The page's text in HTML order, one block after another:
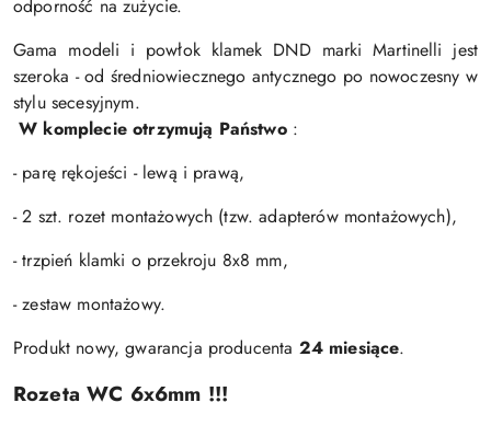
odporność na zużycie.
Gama modeli i powłok klamek DND marki Martinelli jest
szeroka - od średniowiecznego antycznego po nowoczesny w
stylu secesyjnym.
W komplecie otrzymują Państwo:
- parę rękojeści - lewą i prawą,
- 2 szt. rozet montażowych (tzw. adapterów montażowych),
- trzpień klamki o przekroju 8x8 mm,
- zestaw montażowy.
Produkt nowy, gwarancja producenta 24 miesiące.
Rozeta WC 6x6mm !!!